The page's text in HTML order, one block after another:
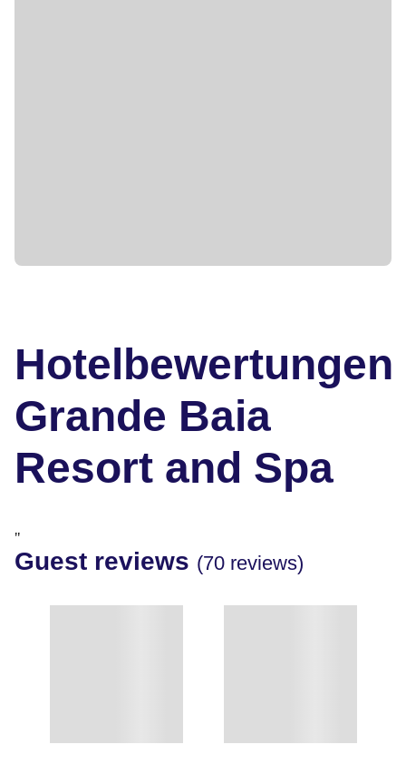
Hotelbewertungen
Grande Baia
Resort and Spa
"
Guest reviews (70 reviews)